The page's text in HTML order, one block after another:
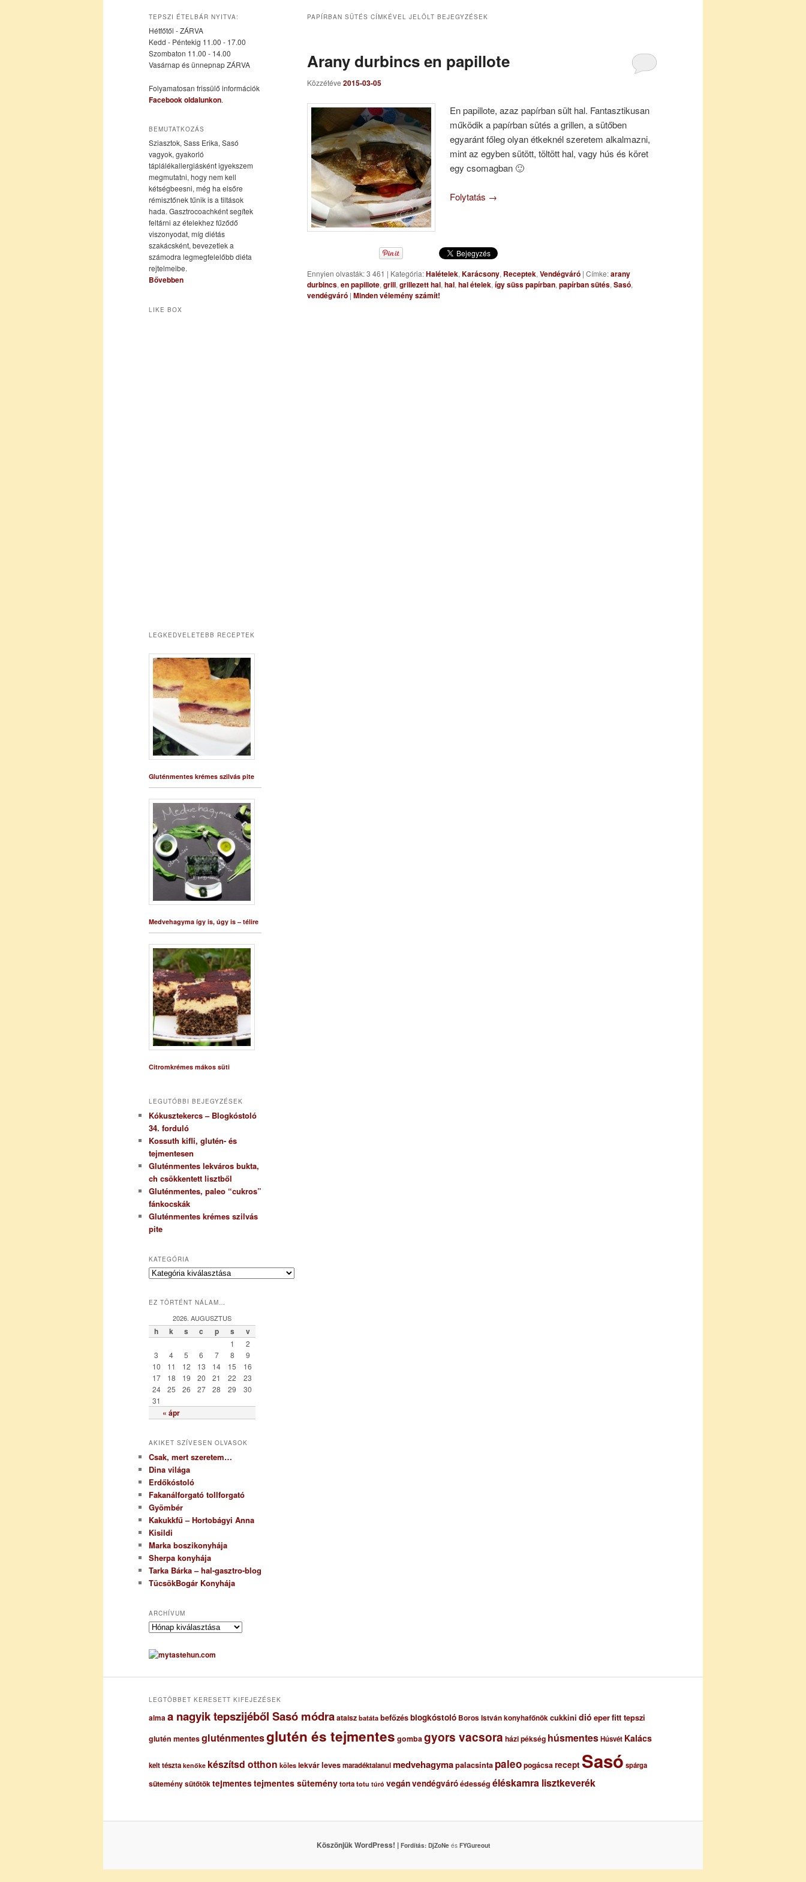
elsődleges
tartalomra
másodlagos
tartalomra
PAPÍRBAN SÜTÉS CÍMKÉVEL JELÖLT BEJEGYZÉSEK
Arany durbincs en papillote
Közzétéve 2015-03-05
En papillote, azaz papírban sült hal. Fantasztikusan
működik a papírban sütés a grillen, a sütőben
egyaránt főleg olyan étkeknél szeretem alkalmazni,
mint az egyben sütött, töltött hal, vagy hús és köret
egy csomagban 🙂
Folytatás →
Ennyien olvasták: 3 461 | Kategória:Halételek, Karácsony, Receptek, Vendégváró | Címke:arany
durbincs, en papillote, grill, grillezett hal, hal, hal ételek, így süss papírban, papírban sütés, Sasó,
vendégváró | Minden vélemény számít!
TEPSZI ÉTELBÁR NYITVA:
Hétfőtől - ZÁRVA
Kedd - Péntekig 11.00 - 17.00
Szombaton 11.00 - 14.00
Vasárnap és ünnepnap ZÁRVA
Folyamatosan frissülő információk
Facebook oldalunkon.
BEMUTATKOZÁS
Sziasztok, Sass Erika, Sasó
vagyok, gyakorló
táplálékallergiásként igyekszem
megmutatni, hogy nem kell
kétségbeesni, még ha elsőre
rémisztőnek tűnik is a tiltások
hada. Gasztrocoachként segítek
feltárni az ételekhez fűződő
viszonyodat, míg diétás
szakácsként, bevezetlek a
számodra legmegfelelőbb diéta
rejtelmeibe.
Bővebben
LIKE BOX
LEGKEDVELETEBB RECEPTEK
Gluténmentes krémes szilvás pite
Medvehagyma így is, úgy is – télire
Citromkrémes mákos süti
LEGUTÓBBI BEJEGYZÉSEK
Kókusztekercs – Blogkóstoló
34. forduló
Kossuth kifli, glutén- és
tejmentesen
Gluténmentes lekváros bukta,
ch csökkentett lisztből
Gluténmentes, paleo “cukros”
fánkocskák
Gluténmentes krémes szilvás
pite
KATEGÓRIA
K
e
r
EZ TÖRTÉNT NÁLAM…
2026. AUGUSZTUS
h k s c p s v
« ápr
1
2
3
4 5 6 7 8
9
10
11 12 13 14 15
16
17
18 19 20 21 22
23
24
25 26 27 28 29
30
31
AKIKET SZÍVESEN OLVASOK
Csak, mert szeretem…
Dina világa
Erdőkóstoló
Fakanálforgató tollforgató
Gyömbér
Kakukkfű – Hortobágyi Anna
Kisildi
Marka boszikonyhája
Sherpa konyhája
Tarka Bárka – hal-gasztro-blog
TücsökBogár Konyhája
ARCHÍVUM
A
c
h
uLEGTÖBBET KERESETT KIFEJEZÉSEK
almaa nagyik tepszijéből Sasó módraataisz batáta befőzésblogkóstoló Boros István konyhafőnökcukkini dió eperfitt tepszi
glutén mentesgluténmentesglutén és tejmentes gombagyors vacsora házi pékség húsmentesHúsvét Kalács
kelt tészta kenőke készítsd otthon köles lekvárlevesmaradéktalanulmedvehagymapalacsinta paleopogácsarecept Sasó spárga
süteménysütőtöktejmentestejmentes süteménytorta totu túró vegánvendégváróédesség éléskamra lisztkeverék
Köszönjük WordPress! | Fordítás: DjZoNeés FYGureout